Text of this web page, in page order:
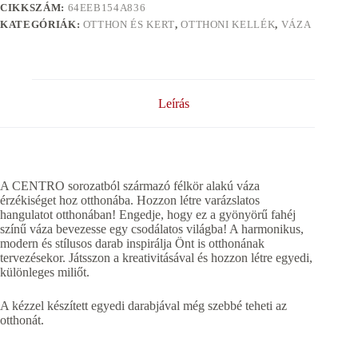
CIKKSZÁM: 64EEB154A836
KATEGÓRIÁK: OTTHON ÉS KERT,OTTHONI KELLÉK, VÁZA
Leírás
A CENTRO sorozatból származó félkör alakú váza
érzékiséget hoz otthonába. Hozzon létre varázslatos
hangulatot otthonában! Engedje, hogy ez a gyönyörű fahéj
színű váza bevezesse egy csodálatos világba! A harmonikus,
modern és stílusos darab inspirálja Önt is otthonának
tervezésekor. Játsszon a kreativitásával és hozzon létre egyedi,
különleges miliőt.
A kézzel készített egyedi darabjával még szebbé teheti az
otthonát.